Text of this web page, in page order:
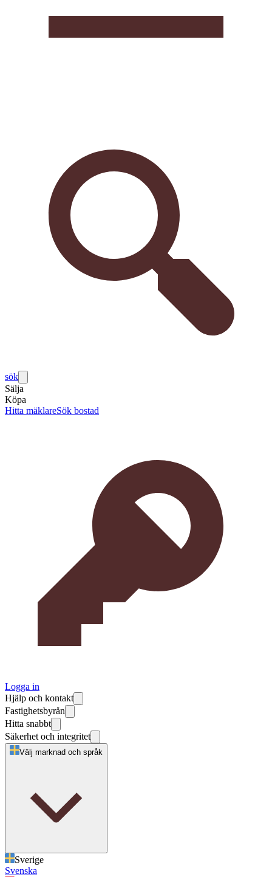
sök
Sälja
Köpa
Hitta mäklareSök bostad
Logga in
Hjälp och kontakt
Fastighetsbyrån
Hitta snabbt
Säkerhet och integritet
Välj marknad och språk
Sverige
Svenska